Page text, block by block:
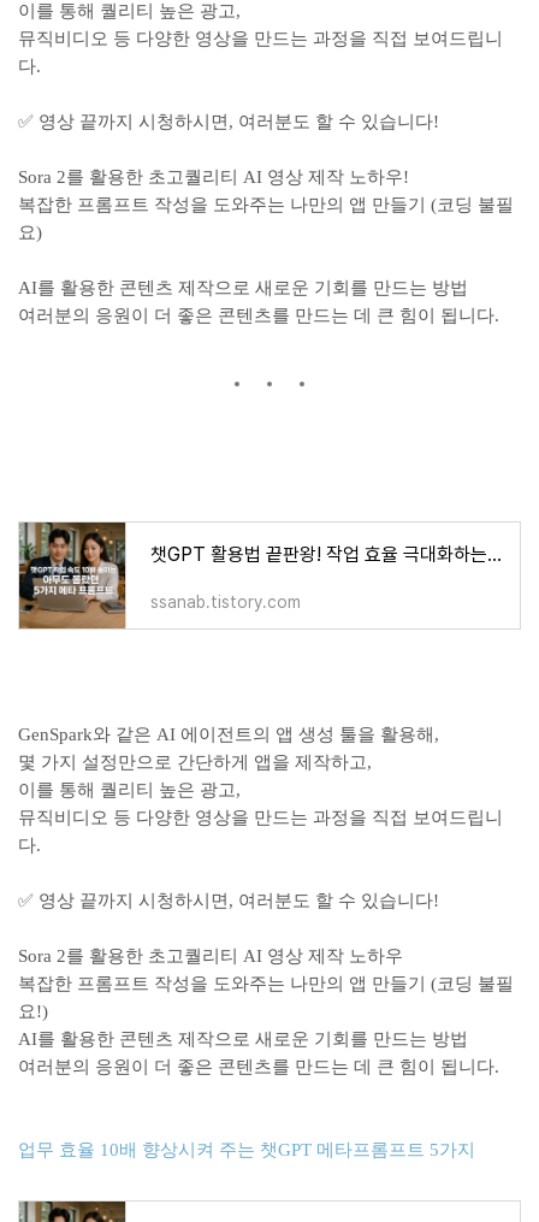
이를 통해 퀄리티 높은 광고,
뮤직비디오 등 다양한 영상을 만드는 과정을 직접 보여드립니
다.
✅ 영상 끝까지 시청하시면, 여러분도 할 수 있습니다!
Sora 2를 활용한 초고퀄리티 AI 영상 제작 노하우!
복잡한 프롬프트 작성을 도와주는 나만의 앱 만들기 (코딩 불필
요)
AI를 활용한 콘텐츠 제작으로 새로운 기회를 만드는 방법
여러분의 응원이 더 좋은 콘텐츠를 만드는 데 큰 힘이 됩니다.
챗GPT 활용법 끝판왕! 작업 효율 극대화하는 메타 프롬프트 비밀
ssanab.tistory.com
GenSpark와 같은 AI 에이전트의 앱 생성 툴을 활용해,
몇 가지 설정만으로 간단하게 앱을 제작하고,
이를 통해 퀄리티 높은 광고,
뮤직비디오 등 다양한 영상을 만드는 과정을 직접 보여드립니
다.
✅ 영상 끝까지 시청하시면, 여러분도 할 수 있습니다!
Sora 2를 활용한 초고퀄리티 AI 영상 제작 노하우
복잡한 프롬프트 작성을 도와주는 나만의 앱 만들기 (코딩 불필
요!)
AI를 활용한 콘텐츠 제작으로 새로운 기회를 만드는 방법
여러분의 응원이 더 좋은 콘텐츠를 만드는 데 큰 힘이 됩니다.
업무 효율 10배 향상시켜 주는 챗GPT 메타프롬프트 5가지